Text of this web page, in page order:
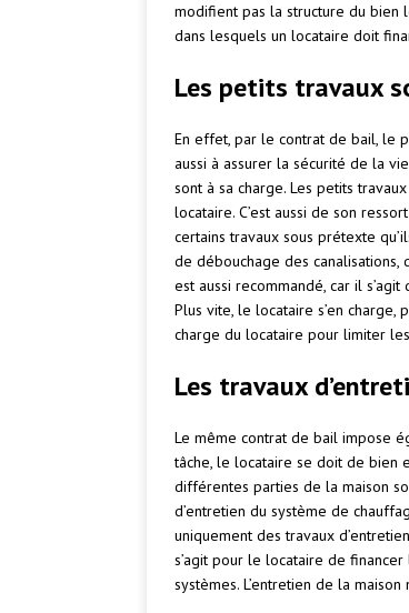
modifient pas la structure du bien
dans lesquels un locataire doit
Les petits travaux
En effet, par le contrat de bail, le
aussi à assurer la sécurité de la
sont à sa charge. Les petits
locataire. C’est aussi de son
certains travaux sous prétexte
de débouchage des canalisations,
est aussi recommandé, car il
Plus vite, le locataire s’en
charge du locataire pour limiter
Les travaux
Le même contrat de bail impose
tâche, le locataire se doit de bien
différentes parties de la maison
d’entretien du système de
uniquement des travaux
s’agit pour le locataire de
systèmes. L’entretien de la